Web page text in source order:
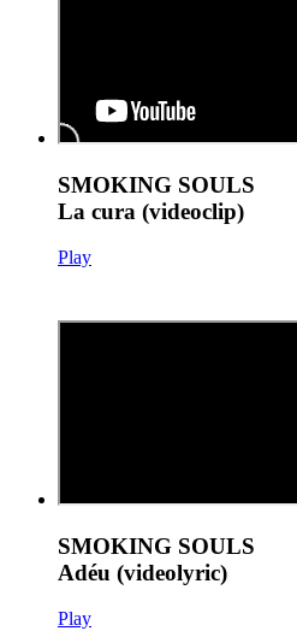
SMOKING SOULS
La cura (videoclip)
Play
SMOKING SOULS
Adéu (videolyric)
Play